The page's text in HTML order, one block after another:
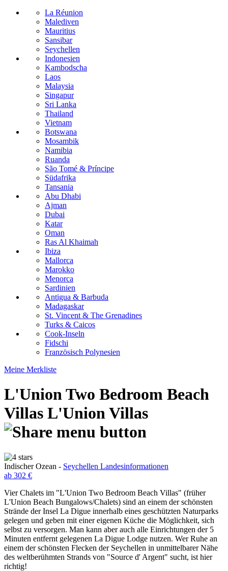
La Réunion
Malediven
Mauritius
Sansibar
Seychellen
Indonesien
Kambodscha
Laos
Malaysia
Singapur
Sri Lanka
Thailand
Vietnam
Botswana
Mosambik
Namibia
Ruanda
São Tomé & Príncipe
Südafrika
Tansania
Abu Dhabi
Ajman
Dubai
Katar
Oman
Ras Al Khaimah
Ibiza
Mallorca
Marokko
Menorca
Sardinien
Antigua & Barbuda
Madagaskar
St. Vincent & The Grenadines
Turks & Caicos
Cook-Inseln
Fidschi
Französisch Polynesien
Meine Merkliste
L'Union Two Bedroom Beach
Villas L'Union Villas
Indischer Ozean - Seychellen Landesinformationen
ab 302 €
Vier Chalets im "L'Union Two Bedroom Beach Villas" (früher
L'Union Beach Bungalows/Chalets) sind an einem der schönsten
Strände der Insel La Digue innerhalb eines geschützten Naturparks
gelegen und geben mit einer eigenen Küche die Möglichkeit, sich
selbst zu versorgen. Man kann aber auch alle Einrichtungen der 5
Minuten entfernt gelegenen La Digue Lodge nutzen. Wer Ruhe an
einem der schönsten Flecken der Seychellen in unmittelbarer Nähe
des weltberühmten Strands von "Source d' Argent" sucht, ist hier
richtig!